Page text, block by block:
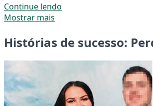
Continue lendo
Mostrar mais
Histórias de sucesso: